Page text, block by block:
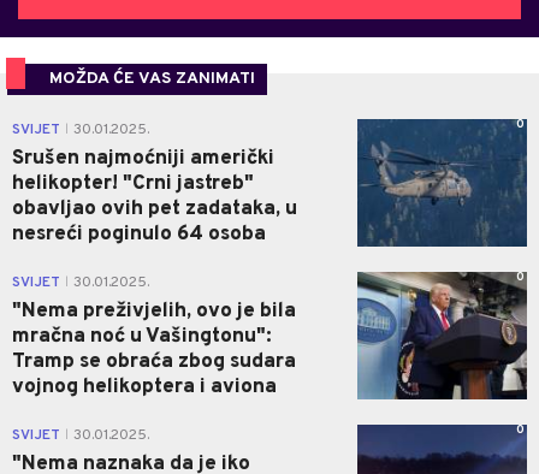
MOŽDA ĆE VAS ZANIMATI
SVIJET 30.01.2025.
Srušen najmoćniji američki
helikopter! "Crni jastreb"
obavljao ovih pet zadataka, u
nesreći poginulo 64 osoba
0
SVIJET 30.01.2025.
"Nema preživjelih, ovo je bila
mračna noć u Vašingtonu":
Tramp se obraća zbog sudara
vojnog helikoptera i aviona
0
SVIJET 30.01.2025.
"Nema naznaka da je iko
0